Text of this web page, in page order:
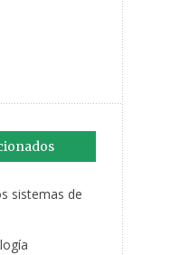
sistemas de